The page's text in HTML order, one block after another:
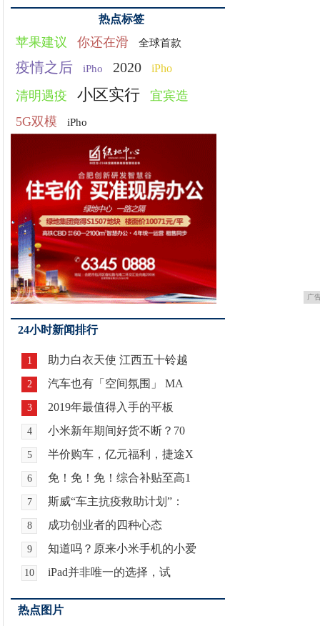
热点标签
苹果建议 你还在滑 全球首款
疫情之后 iPho 2020 iPho
清明遇疫 小区实行
宜宾造
5G双模
iPho
广
24小时新闻排行
1 助力白衣天使 江西五十铃越
2 汽车也有「空间氛围」 MA
3 2019年最值得入手的平板
4 小米新年期间好货不断？70
5 半价购车，亿元福利，捷途X
6 免！免！免！综合补贴至高1
7 斯威“车主抗疫救助计划”：
8 成功创业者的四种心态
9 知道吗？原来小米手机的小爱
10 iPad并非唯一的选择，试
热点图片